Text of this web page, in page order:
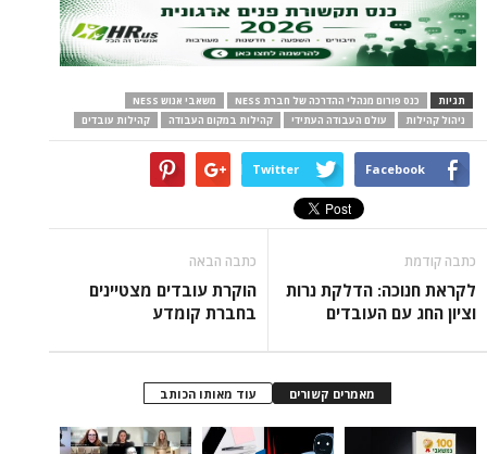
תגיות כנס פורום מנהלי ההדרכה של חברת NESS
משאבי אנוש NESS
ניהול קהילות
עולם העבודה העתידי קהילות במקום העבודה קהילות עובדים
Facebook
Twitter
כתבה קודמת
לקראת חנוכה: הדלקת נרות
וציון החג עם העובדים
כתבה הבאה
הוקרת עובדים מצטיינים
בחברת קומדע
מאמרים קשורים עוד מאותו הכותב